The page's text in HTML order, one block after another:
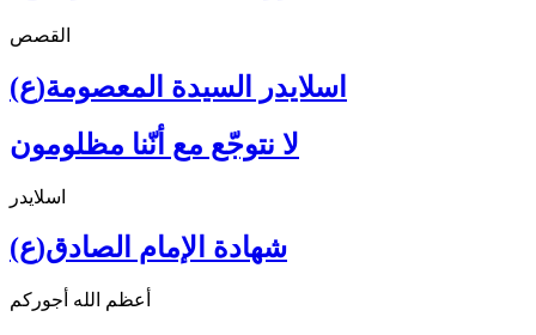
القصص
اسلايدر السيدة المعصومة(ع)
لا نتوجّع مع أنّنا مظلومون
اسلايدر
شهادة الإمام الصادق(ع)
أعظم الله أجوركم